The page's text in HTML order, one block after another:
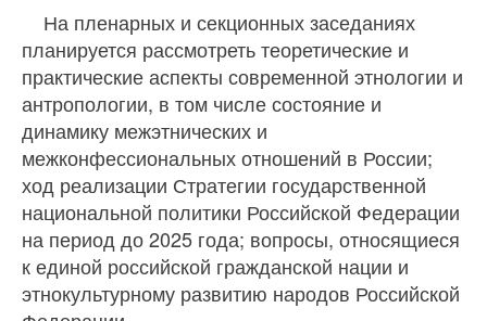
На пленарных и секционных заседаниях
планируется рассмотреть теоретические и
практические аспекты современной этнологии и
антропологии, в том числе состояние и
динамику межэтнических и
межконфессиональных отношений в России;
ход реализации Стратегии государственной
национальной политики Российской Федерации
на период до 2025 года; вопросы, относящиеся
к единой российской гражданской нации и
этнокультурному развитию народов Российской